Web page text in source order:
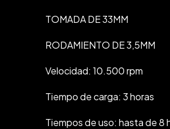
TOMADA DE 33MM
RODAMIENTO DE 3,5MM
Velocidad: 10.500 rpm
Tiempo de carga: 3 horas
Tiempos de uso: hasta de 8